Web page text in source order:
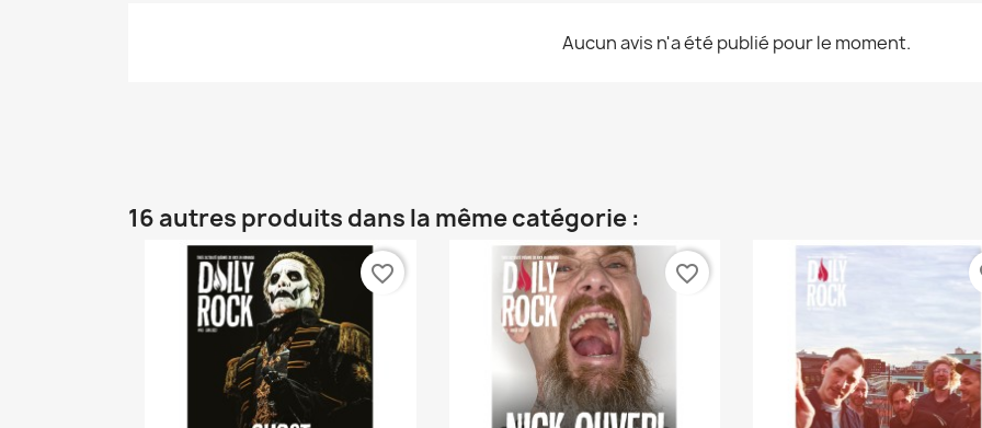
Aucun avis n'a été publié pour le moment.
16 autres produits dans la même catégorie :
favorite_border favorite_border